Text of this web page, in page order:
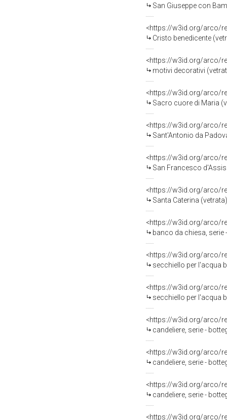
San Giuseppe con
<https://w3id.org/arco/
Cristo benedicente
<https://w3id.org/arco/
motivi decorativi
<https://w3id.org/arco/
Sacro cuore di Maria
<https://w3id.org/arco/
Sant'Antonio da
<https://w3id.org/arco/
San Francesco
<https://w3id.org/arco/
Santa Caterina
<https://w3id.org/arco/
banco da chiesa, serie
<https://w3id.org/arco/
secchiello per l'acqua
<https://w3id.org/arco/
secchiello per l'acqua
<https://w3id.org/arco/
candeliere, serie -
<https://w3id.org/arco/
candeliere, serie -
<https://w3id.org/arco/
candeliere, serie -
<https://w3id.org/arco/